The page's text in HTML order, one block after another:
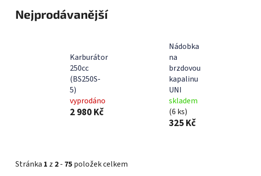
Nejprodávanější
Karburátor
250cc
(BS250S-
5)
vyprodáno
2 980 Kč
Nádobka
na
brzdovou
kapalinu
UNI
skladem
(6 ks)
325 Kč
Stránka 1 z 2- 75položek celkem